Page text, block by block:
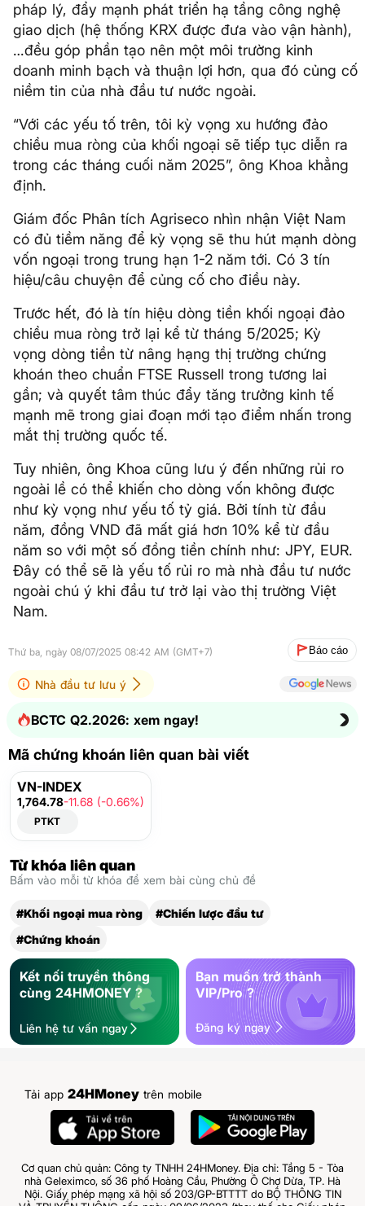
pháp lý, đẩy mạnh phát triển hạ tầng công nghệ
giao dịch (hệ thống KRX được đưa vào vận hành),
…đều góp phần tạo nên một môi trường kinh
doanh minh bạch và thuận lợi hơn, qua đó củng cố
niềm tin của nhà đầu tư nước ngoài.
“Với các yếu tố trên, tôi kỳ vọng xu hướng đảo
chiều mua ròng của khối ngoại sẽ tiếp tục diễn ra
trong các tháng cuối năm 2025”, ông Khoa khẳng
định.
Giám đốc Phân tích Agriseco nhìn nhận Việt Nam
có đủ tiềm năng để kỳ vọng sẽ thu hút mạnh dòng
vốn ngoại trong trung hạn 1-2 năm tới. Có 3 tín
hiệu/câu chuyện để củng cố cho điều này.
Trước hết, đó là tín hiệu dòng tiền khối ngoại đảo
chiều mua ròng trở lại kể từ tháng 5/2025; Kỳ
vọng dòng tiền từ nâng hạng thị trường chứng
khoán theo chuẩn FTSE Russell trong tương lai
gần; và quyết tâm thúc đẩy tăng trưởng kinh tế
mạnh mẽ trong giai đoạn mới tạo điểm nhấn trong
mắt thị trường quốc tế.
Tuy nhiên, ông Khoa cũng lưu ý đến những rủi ro
ngoài lề có thể khiến cho dòng vốn không được
như kỳ vọng như yếu tố tỷ giá. Bởi tính từ đầu
năm, đồng VND đã mất giá hơn 10% kể từ đầu
năm so với một số đồng tiền chính như: JPY, EUR.
Đây có thể sẽ là yếu tố rủi ro mà nhà đầu tư nước
ngoài chú ý khi đầu tư trở lại vào thị trường Việt
Nam.
Thứ ba, ngày 08/07/2025 08:42 AM (GMT+7) Báo cáo
Nhà đầu tư lưu ý
BCTC Q2.2026: xem ngay!
Mã chứng khoán liên quan bài viết
VN-INDEX
1,764.78-11.68 (-0.66%)
PTKT
Từ khóa liên quan
Bấm vào mỗi từ khóa để xem bài cùng chủ đề
#Khối ngoại mua ròng
#Chiến lược đầu tư
#Chứng khoán
Kết nối truyền thông
cùng 24HMONEY ?
Liên hệ tư vấn ngay
Bạn muốn trở thành
VIP/Pro ?
Đăng ký ngay
Tải app 24HMoney trên mobile
Cơ quan chủ quản: Công ty TNHH 24HMoney. Địa chỉ: Tầng 5 - Tòa
nhà Geleximco, số 36 phố Hoàng Cầu, Phường Ô Chợ Dừa, TP. Hà
Nội. Giấy phép mạng xã hội số 203/GP-BTTTT do BỘ THÔNG TIN